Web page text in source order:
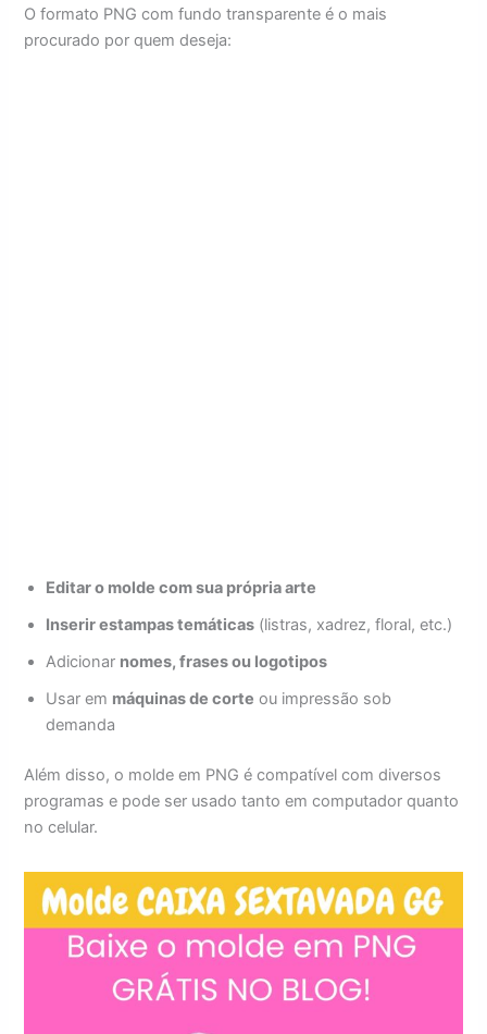
O formato PNG com fundo transparente é o mais
procurado por quem deseja:
Editar o molde com sua própria arte
Inserir estampas temáticas (listras, xadrez, floral, etc.)
Adicionar nomes, frases ou logotipos
Usar em máquinas de corte ou impressão sob
demanda
Além disso, o molde em PNG é compatível com diversos
programas e pode ser usado tanto em computador quanto
no celular.